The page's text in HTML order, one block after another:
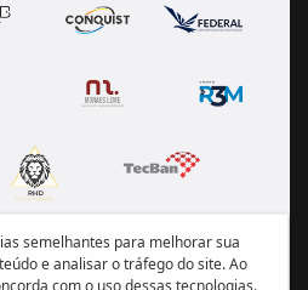
semelhantes para melhorar sua
e analisar o tráfego do site. Ao
com o uso dessas tecnologias.